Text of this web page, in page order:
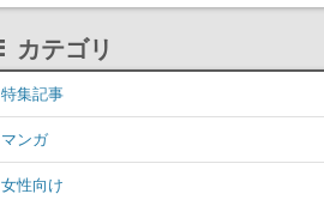
カテゴリ
特集記事
マンガ
女性向け